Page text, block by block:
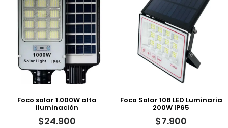
Foco solar 1.000W alta
iluminación
$24.900
Foco Solar 108 LED Luminaria
200W IP65
$7.900